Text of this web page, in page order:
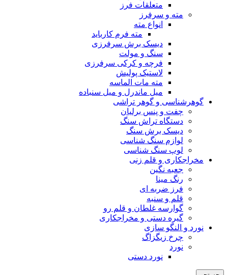
متعلقات فرز
مته و سرفرز
انواع مته
مته فرم کارباید
دیسک برش سرفرزی
سنگ و مولت
فرچه و کرکی سرفرزی
لاستیک پولیش
مته مات الماسه
میل ماندرل و میل سنباده
گوهرشناسی و گوهر تراشی
چفت و پنس برلیان
دستگاه تراش سنگ
دیسک برش سنگ
لوازم سنگ شناسی
لوپ سنگ شناسی
مخراجکاری و قلم زنی
جعبه نگین
رنگ مینا
فرز ضربه ای
قلم و سنبه
گوارسه غلطان و قلم رو
گیره دستی و مخراجکاری
نورد و النگو سازی
چرخ زیگزاگ
نورد
نورد دستی